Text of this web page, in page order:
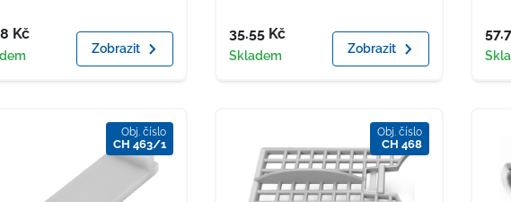
Kč
Zobrazit
Cena
35.55 Kč
Dostupnost
Skladem Zobrazit
Obj. číslo
CH 463/1
Obj. číslo
CH 468